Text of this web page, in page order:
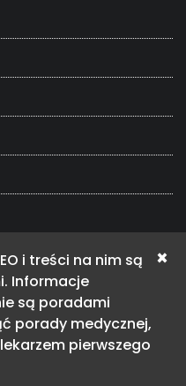
×
i treści na nim są
Informacje
są poradami
porady medycznej,
pierwszego